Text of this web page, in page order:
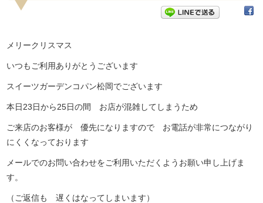
メリークリスマス
いつもご利用ありがとうございます
スイーツガーデンコパン松岡でございます
本日23日から25日の間 お店が混雑してしまうため
ご来店のお客様が 優先になりますので お電話が非常につながり
にくくなっております
メールでのお問い合わせをご利用いただくようお願い申し上げま
す。
（ご返信も 遅くはなってしまいます）